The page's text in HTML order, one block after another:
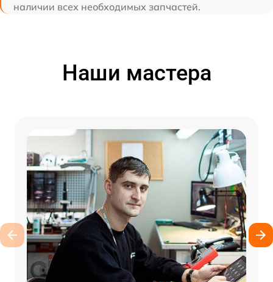
наличии всех необходимых запчастей.
Наши мастера